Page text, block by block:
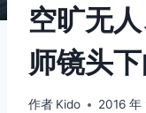
空旷无
师镜头
作者 Kido 2016 年